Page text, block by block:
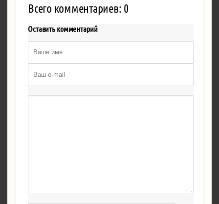
Всего комментариев: 0
Оставить комментарий